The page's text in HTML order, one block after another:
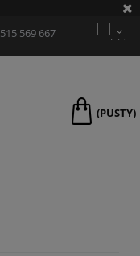
515 569 667
(PUSTY)